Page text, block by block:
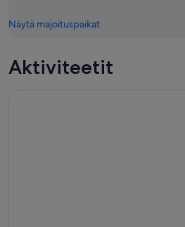
Näytä majoituspaikat
Aktiviteetit